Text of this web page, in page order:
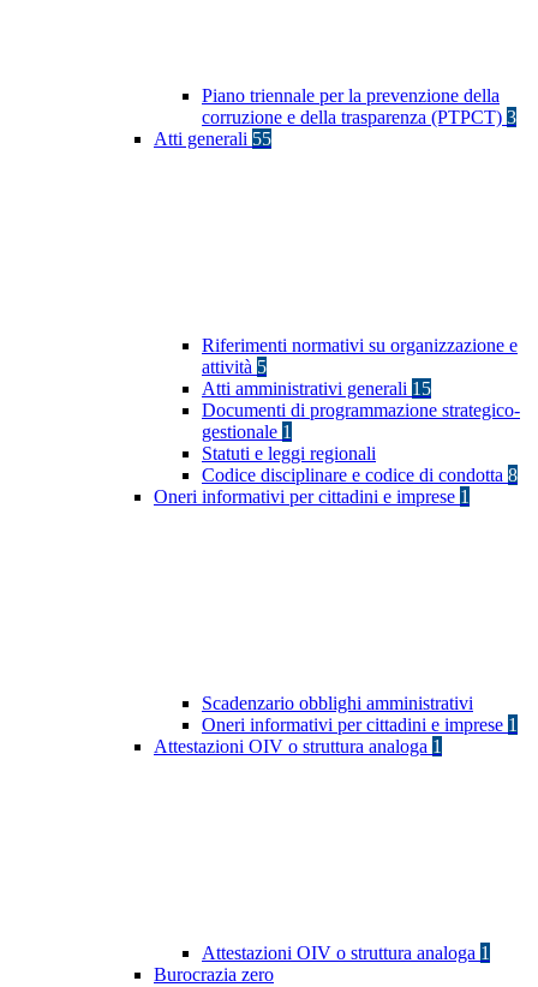
Piano triennale per la prevenzione della
corruzione e della trasparenza (PTPCT) 3
Atti generali 55
Riferimenti normativi su organizzazione e
attività 5
Atti amministrativi generali 15
Documenti di programmazione strategico-
gestionale 1
Statuti e leggi regionali
Codice disciplinare e codice di condotta 8
Oneri informativi per cittadini e imprese 1
Scadenzario obblighi amministrativi
Oneri informativi per cittadini e imprese 1
Attestazioni OIV o struttura analoga 1
Attestazioni OIV o struttura analoga 1
Burocrazia zero